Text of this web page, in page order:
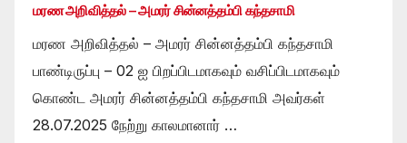
மரண அறிவித்தல் – அமரர் சின்னத்தம்பி கந்தசாமி
மரண அறிவித்தல் – அமரர் சின்னத்தம்பி கந்தசாமி
பாண்டிருப்பு – 02 ஐ பிறப்பிடமாகவும் வசிப்பிடமாகவும்
கொண்ட அமரர் சின்னத்தம்பி கந்தசாமி அவர்கள்
28.07.2025 நேற்று காலமானார் …